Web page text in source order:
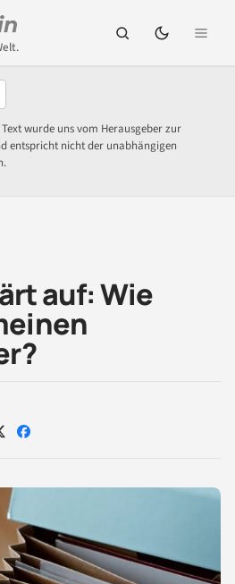
Text wurde uns vom Herausgeber zur
entspricht nicht der unabhängigen
auf: Wie
Auf